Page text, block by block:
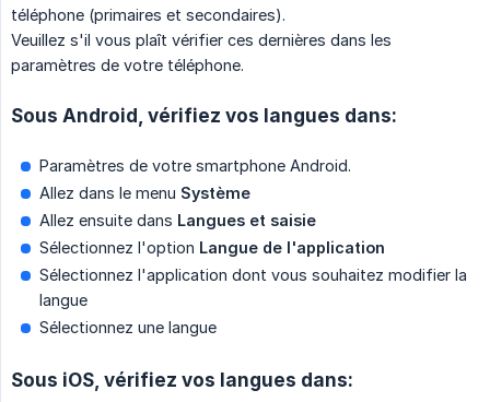
téléphone (primaires et secondaires).
Veuillez s'il vous plaît vérifier ces dernières dans les
paramètres de votre téléphone.
Sous Android, vérifiez vos langues dans:
Paramètres de votre smartphone Android.
Allez dans le menu Système
Allez ensuite dans Langues et saisie
Sélectionnez l'option Langue de l'application
Sélectionnez l'application dont vous souhaitez modifier la
langue
Sélectionnez une langue
Sous iOS, vérifiez vos langues dans: